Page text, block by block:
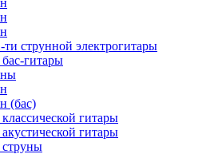
ти струнной электрогитары
гитары
(бас)
гитары
гитары